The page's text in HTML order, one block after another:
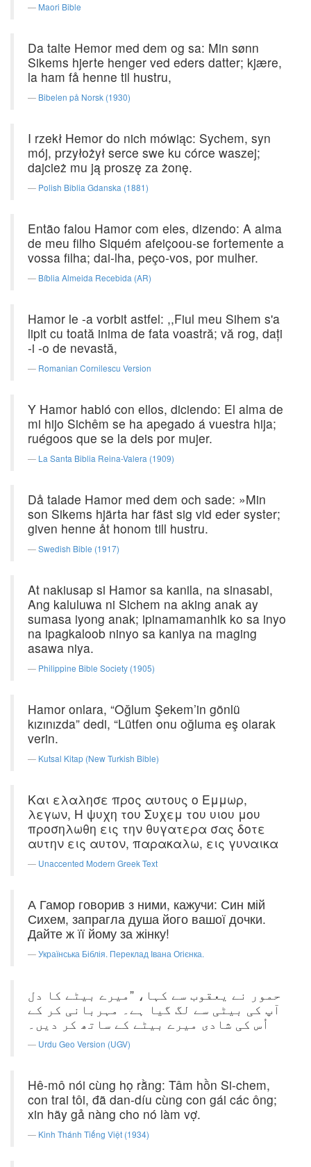
Maori Bible
Da talte Hemor med dem og sa: Min sønn
Sikems hjerte henger ved eders datter; kjære,
la ham få henne til hustru,
Bibelen på Norsk (1930)
I rzekł Hemor do nich mówiąc: Sychem, syn
mój, przyłożył serce swe ku córce waszej;
dajcież mu ją proszę za żonę.
Polish Biblia Gdanska (1881)
Então falou Hamor com eles, dizendo: A alma
de meu filho Siquém afeiçoou-se fortemente a
vossa filha; dai-lha, peço-vos, por mulher.
Bíblia Almeida Recebida (AR)
Hamor le -a vorbit astfel: ,,Fiul meu Sihem s'a
lipit cu toată inima de fata voastră; vă rog, daţi
-i -o de nevastă,
Romanian Cornilescu Version
Y Hamor habló con ellos, diciendo: El alma de
mi hijo Sichêm se ha apegado á vuestra hija;
ruégoos que se la deis por mujer.
La Santa Biblia Reina-Valera (1909)
Då talade Hamor med dem och sade: »Min
son Sikems hjärta har fäst sig vid eder syster;
given henne åt honom till hustru.
Swedish Bible (1917)
At nakiusap si Hamor sa kanila, na sinasabi,
Ang kaluluwa ni Sichem na aking anak ay
sumasa iyong anak; ipinamamanhik ko sa inyo
na ipagkaloob ninyo sa kaniya na maging
asawa niya.
Philippine Bible Society (1905)
Hamor onlara, “Oğlum Şekem’in gönlü
kızınızda” dedi, “Lütfen onu oğluma eş olarak
verin.
Kutsal Kitap (New Turkish Bible)
Και ελαλησε προς αυτους ο Εμμωρ,
λεγων, Η ψυχη του Συχεμ του υιου μου
προσηλωθη εις την θυγατερα σας δοτε
αυτην εις αυτον, παρακαλω, εις γυναικα
Unaccented Modern Greek Text
А Гамор говорив з ними, кажучи: Син мій
Сихем, запрагла душа його вашої дочки.
Дайте ж її йому за жінку!
Українська Біблія. Переклад Івана Огієнка.
حمور نے یعقوب سے کہا، ”میرے بیٹے کا دل
آپ کی بیٹی سے لگ گیا ہے۔ مہربانی کر کے
اُس کی شادی میرے بیٹے کے ساتھ کر دیں۔
Urdu Geo Version (UGV)
Hê-mô nói cùng họ rằng: Tâm hồn Si-chem,
con trai tôi, đã dan-díu cùng con gái các ông;
xin hãy gả nàng cho nó làm vợ.
Kinh Thánh Tiếng Việt (1934)